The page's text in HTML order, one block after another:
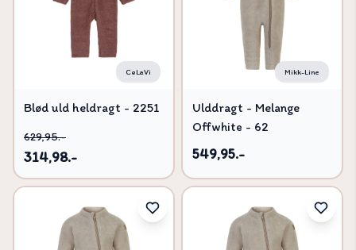
CeLaVi
Blød uld heldragt - 2251
629,95.-
314,98.-
Mikk-Line
Ulddragt - Melange
Offwhite - 62
549,95.-